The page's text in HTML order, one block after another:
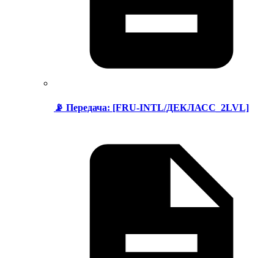
📡 Передача: [FRU-INTL/ДЕКЛАСС_2LVL]